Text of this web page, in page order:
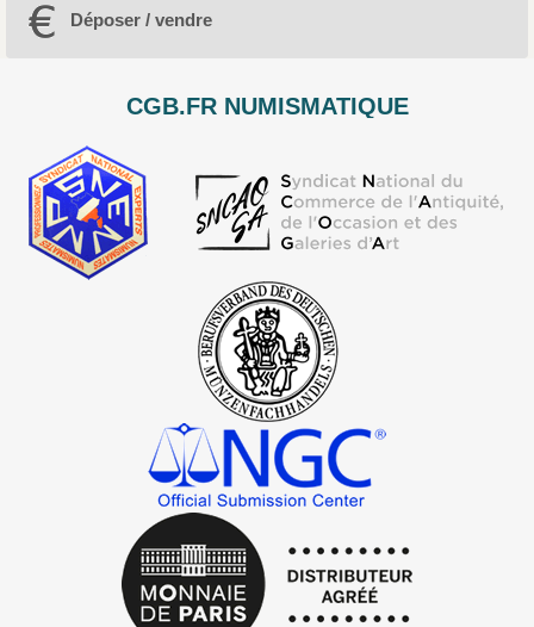
Déposer / vendre
CGB.FR NUMISMATIQUE